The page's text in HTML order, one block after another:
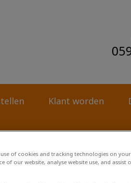
Klant worden
of cookies and tracking technologies on
our website, analyse website use, and assist